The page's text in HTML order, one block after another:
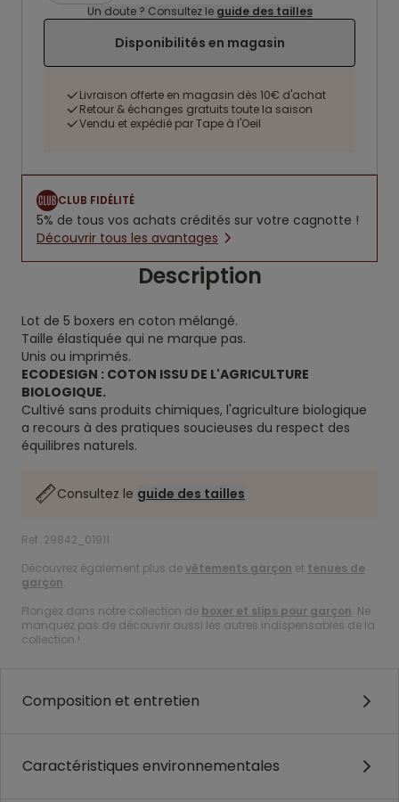
Un doute ? Consultez le guide des tailles
Disponibilités en magasin
Livraison offerte en magasin dès 10€ d'achat
Retour & échanges gratuits toute la saison
Vendu et expédié par Tape à l'Oeil
CLUB FIDÉLITÉ
5% de tous vos achats crédités sur votre cagnotte !
Découvrir tous les avantages
Description
Lot de 5 boxers en coton mélangé.
Taille élastiquée qui ne marque pas.
Unis ou imprimés.
ECODESIGN : COTON ISSU DE L'AGRICULTURE
BIOLOGIQUE.
Cultivé sans produits chimiques, l'agriculture biologique
a recours à des pratiques soucieuses du respect des
équilibres naturels.
Consultez le guide des tailles
Ref. 29842_01911
Découvrez également plus devêtements garçon et tenues de
garçon.
Plongez dans notre collection de boxer et slips pour garçon. Ne
manquez pas de découvrir aussi les autres indispensables de la
collection !
Composition et entretien
Caractéristiques environnementales